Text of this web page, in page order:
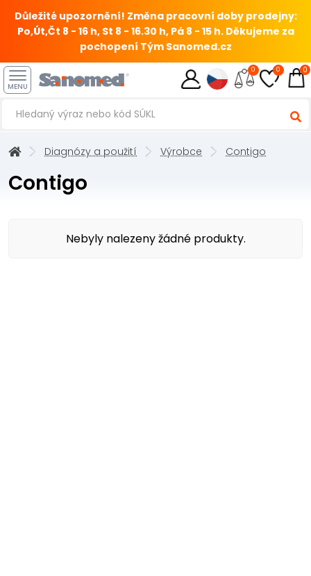
Důležité upozornění! Změna pracovní doby prodejny:
Po,Út,Čt 8 - 16 h, St 8 - 16.30 h, Pá 8 - 15 h. Děkujeme za
pochopení Tým Sanomed.cz
MENU
0 0 0
Diagnózy a použití Výrobce Contigo
Contigo
Nebyly nalezeny žádné produkty.